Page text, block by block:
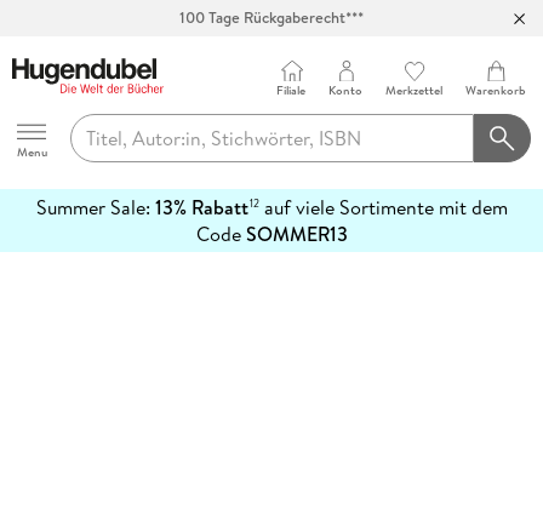
100 Tage Rückgaberecht***
Hugendubel
Menu
Filiale Konto Merkzettel Warenkorb
Summer Sale: 13% Rabatt12auf viele Sortimente mit dem
CodeSOMMER13
erfahren